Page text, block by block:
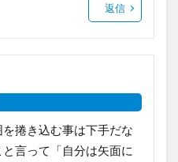
返信
捲き込む事は下手だな
言って「自分は矢面に